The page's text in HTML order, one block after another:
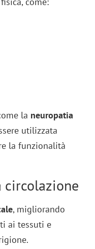
la neuropatia
utilizzata
la funzionalità
, migliorando
ai tessuti e